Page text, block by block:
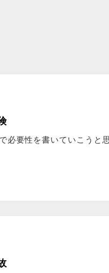
必要性を書いていこうと